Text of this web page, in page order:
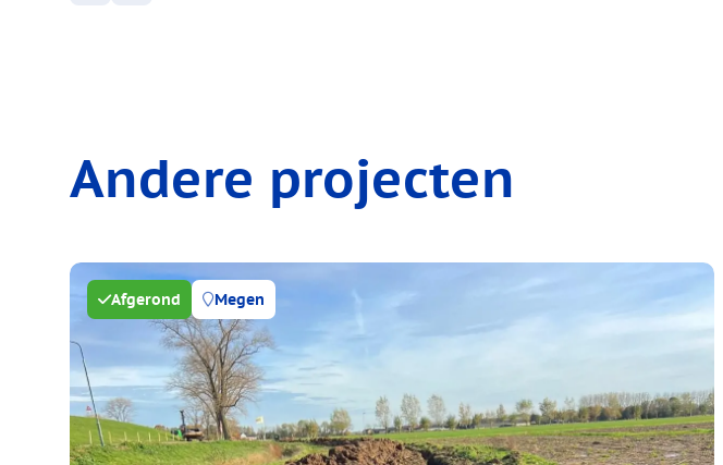
Andere projecten
Afgerond Megen